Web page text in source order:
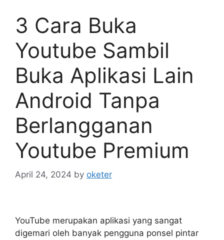
3 Cara Buka
Youtube Sambil
Buka Aplikasi Lain
Android Tanpa
Berlangganan
Youtube Premium
April 24, 2024 by oketer
YouTube merupakan aplikasi yang sangat
digemari oleh banyak pengguna ponsel pintar